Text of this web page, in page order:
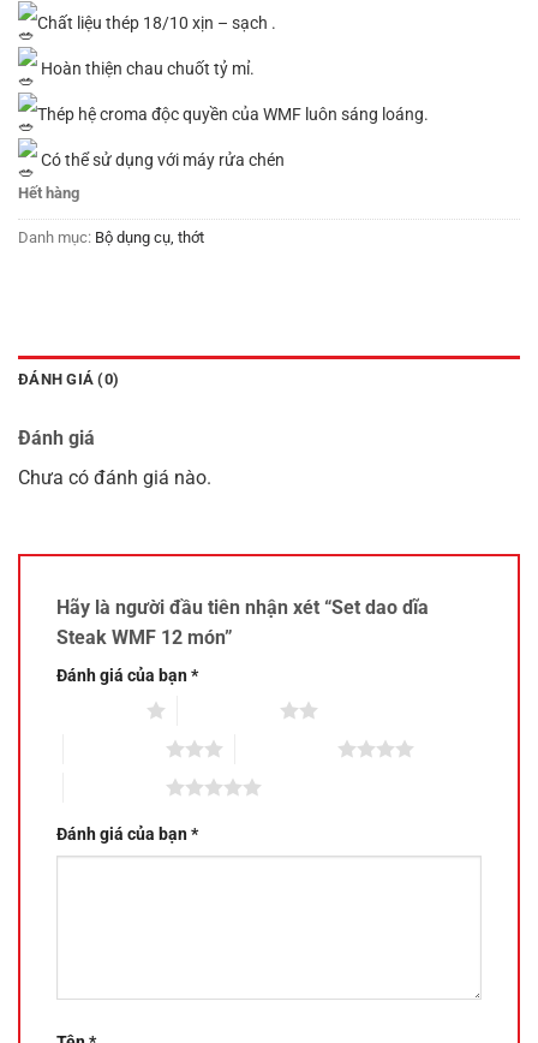
Chất liệu thép 18/10 xịn – sạch .
Hoàn thiện chau chuốt tỷ mỉ.
Thép hệ croma độc quyền của WMF luôn sáng loáng.
Có thể sử dụng với máy rửa chén
Hết hàng
Danh mục: Bộ dụng cụ, thớt
ĐÁNH GIÁ (0)
Đánh giá
Chưa có đánh giá nào.
Hãy là người đầu tiên nhận xét “Set dao dĩa
Steak WMF 12 món”
Đánh giá của bạn*
Đánh giá của bạn*